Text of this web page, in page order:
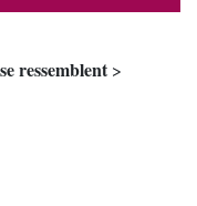
ressemblent >